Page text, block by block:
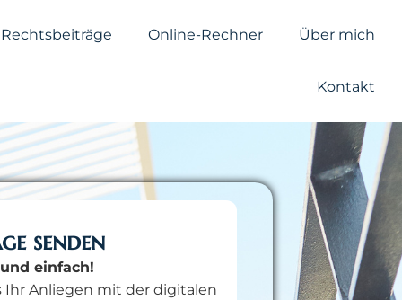
Rechtsbeiträge Online-Rechner Über mich
Kontakt
senden
einfach!
Ihr Anliegen mit der digitalen